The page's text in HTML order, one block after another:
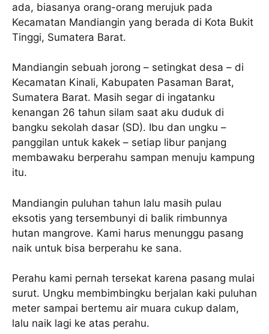
ada, biasanya orang-orang merujuk pada
Kecamatan Mandiangin yang berada di Kota Bukit
Tinggi, Sumatera Barat.
Mandiangin sebuah jorong – setingkat desa – di
Kecamatan Kinali, Kabupaten Pasaman Barat,
Sumatera Barat. Masih segar di ingatanku
kenangan 26 tahun silam saat aku duduk di
bangku sekolah dasar (SD). Ibu dan ungku –
panggilan untuk kakek – setiap libur panjang
membawaku berperahu sampan menuju kampung
itu.
Mandiangin puluhan tahun lalu masih pulau
eksotis yang tersembunyi di balik rimbunnya
hutan mangrove. Kami harus menunggu pasang
naik untuk bisa berperahu ke sana.
Perahu kami pernah tersekat karena pasang mulai
surut. Ungku membimbingku berjalan kaki puluhan
meter sampai bertemu air muara cukup dalam,
lalu naik lagi ke atas perahu.